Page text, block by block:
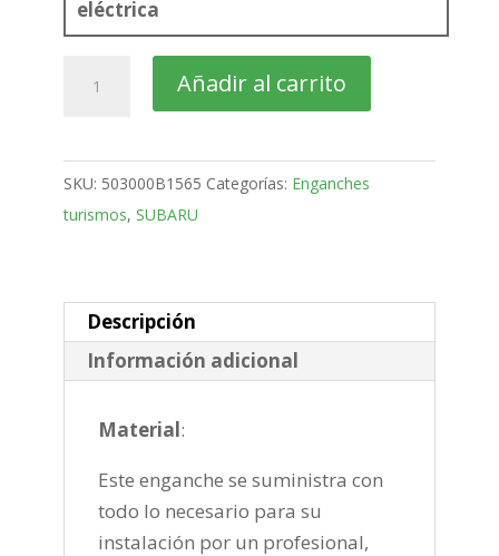
eléctrica
Forester
Bola
desmontable
horizontal
2008-
2013
cantidad
Añadir al carrito
SKU: 503000B1565 Categorías: Enganches
turismos, SUBARU
Descripción
Información adicional
Material:
Este enganche se suministra con
todo lo necesario para su
instalación por un profesional,